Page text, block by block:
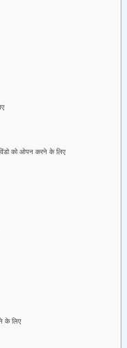
को ओपन करने के लिए
के लिए